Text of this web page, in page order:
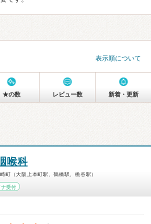
表示順について
★の数 レビュー数 新着・更新
喉科
町（大阪上本町駅、鶴橋駅、桃谷駅）
ナ受付